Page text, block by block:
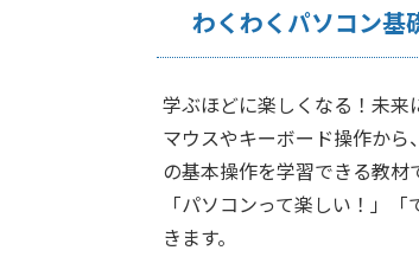
わくわくパソコン基
学ぶほどに楽しくなる！未
マウスやキーボード操作か
の基本操作を学習できる教材
「パソコンって楽しい！」
きます。